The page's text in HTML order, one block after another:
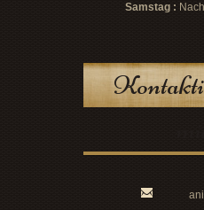
Samstag :